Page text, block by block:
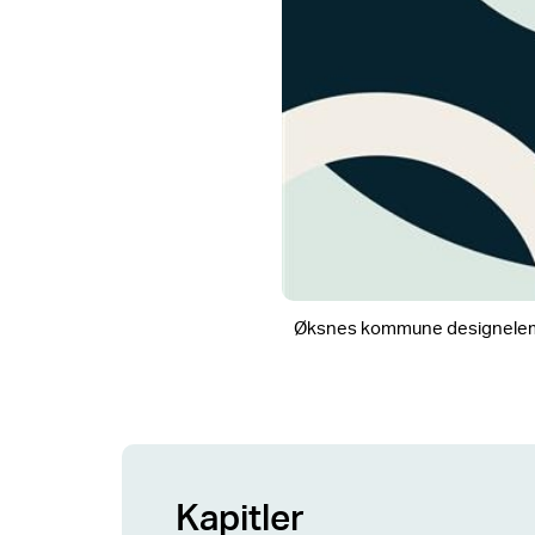
Øksnes kommune
Kapitler